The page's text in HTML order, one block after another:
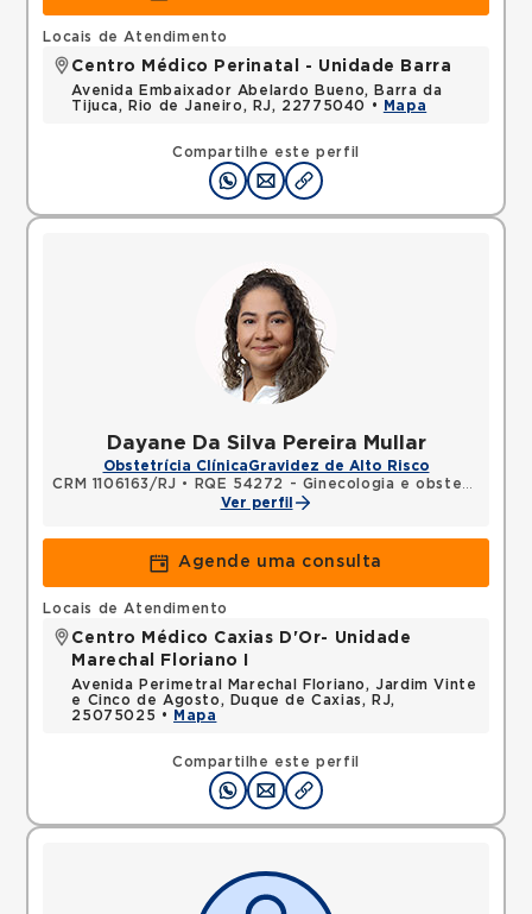
Compartilhe este perfil
Locais de Atendimento
Centro Médico Perinatal - Unidade Barra
Avenida Embaixador Abelardo Bueno, Barra da
Tijuca, Rio de Janeiro, RJ, 22775040 •
Mapa
Dayane Da Silva Pereira Mullar
Obstetrícia ClínicaGravidez de Alto Risco
CRM 1106163/RJ •
RQE 54272 - Ginecologia e obstetrícia
Ver perfil
Agende uma consulta
Compartilhe este perfil
Locais de Atendimento
Centro Médico Caxias D'Or- Unidade
Marechal Floriano I
Avenida Perimetral Marechal Floriano, Jardim Vinte
e Cinco de Agosto, Duque de Caxias, RJ,
25075025 •
Mapa